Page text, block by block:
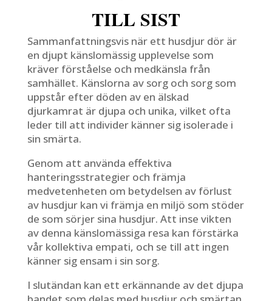
TILL SIST
Sammanfattningsvis när ett husdjur dör är
en djupt känslomässig upplevelse som
kräver förståelse och medkänsla från
samhället. Känslorna av sorg och sorg som
uppstår efter döden av en älskad
djurkamrat är djupa och unika, vilket ofta
leder till att individer känner sig isolerade i
sin smärta.
Genom att använda effektiva
hanteringsstrategier och främja
medvetenheten om betydelsen av förlust
av husdjur kan vi främja en miljö som stöder
de som sörjer sina husdjur. Att inse vikten
av denna känslomässiga resa kan förstärka
vår kollektiva empati, och se till att ingen
känner sig ensam i sin sorg.
I slutändan kan ett erkännande av det djupa